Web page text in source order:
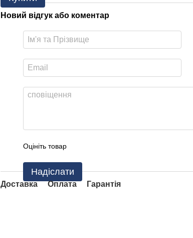
Новий відгук або коментар
Оцініть товар
Надіслати
Доставка Оплата Гарантія